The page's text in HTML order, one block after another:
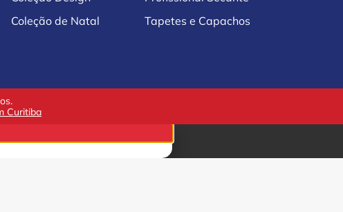
Coleção de Natal
Tapetes e Capachos
Curitiba